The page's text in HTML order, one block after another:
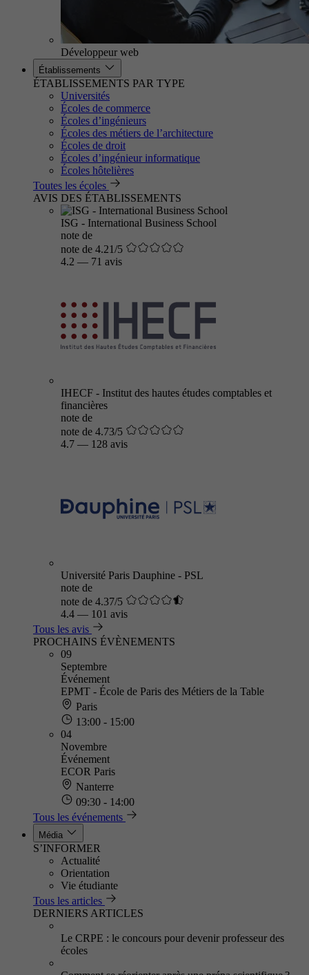
Développeur web
Établissements
ÉTABLISSEMENTS PAR TYPE
Universités
Écoles de commerce
Écoles d’ingénieurs
Écoles des métiers de l’architecture
Écoles de droit
Écoles d’ingénieur informatique
Écoles hôtelières
Toutes les écoles
AVIS DES ÉTABLISSEMENTS
ISG - International Business School
note de
note de 4.21/5
4.2 — 71 avis
IHECF - Institut des hautes études comptables et
financières
note de
note de 4.73/5
4.7 — 128 avis
Université Paris Dauphine - PSL
note de
note de 4.37/5
4.4 — 101 avis
Tous les avis
PROCHAINS ÉVÈNEMENTS
09
Septembre
Événement
EPMT - École de Paris des Métiers de la Table
Paris
13:00 - 15:00
04
Novembre
Événement
ECOR Paris
Nanterre
09:30 - 14:00
Tous les événements
Média
S’INFORMER
Actualité
Orientation
Vie étudiante
Tous les articles
DERNIERS ARTICLES
Le CRPE : le concours pour devenir professeur des
écoles